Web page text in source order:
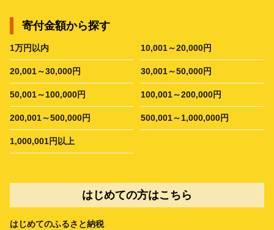
寄付金額から探す
1万円以内 10,001～20,000円
20,001～30,000円 30,001～50,000円
50,001～100,000円 100,001～200,000円
200,001～500,000円 500,001～1,000,000円
1,000,001円以上
はじめての方はこちら
はじめてのふるさと納税